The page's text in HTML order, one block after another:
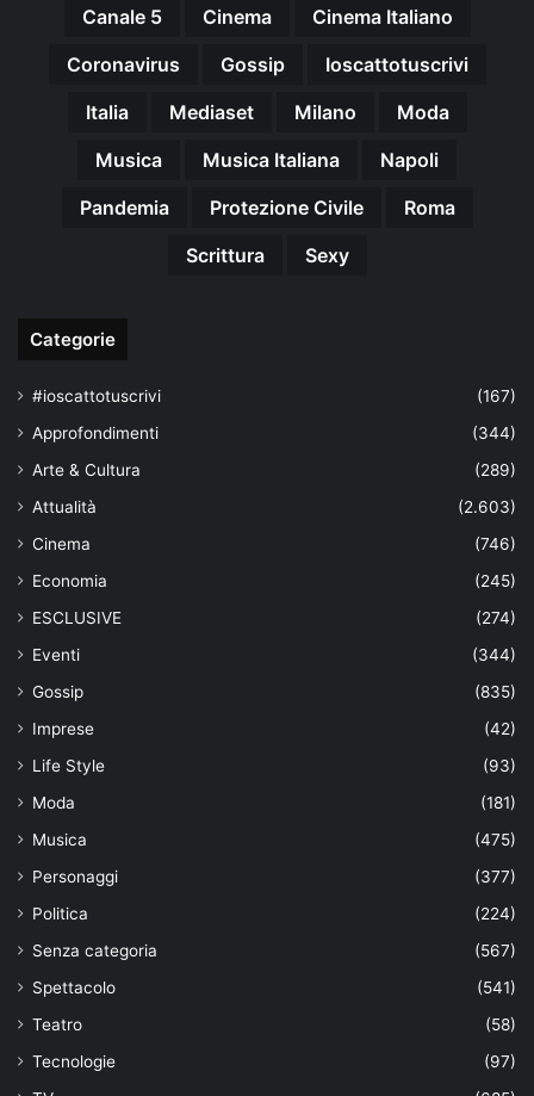
Canale 5 Cinema
Cinema Italiano
Coronavirus
Gossip
Ioscattotuscrivi
Italia
Mediaset Milano
Moda
Musica
Musica Italiana
Napoli
Pandemia
Protezione Civile
Roma
Scrittura
Sexy
Categorie
#ioscattotuscrivi
(167)
Approfondimenti
(344)
Arte & Cultura
(289)
Attualità
(2.603)
Cinema
(746)
Economia
(245)
ESCLUSIVE
(274)
Eventi
(344)
Gossip
(835)
Imprese
(42)
Life Style
(93)
Moda
(181)
Musica
(475)
Personaggi
(377)
Politica
(224)
Senza categoria
(567)
Spettacolo
(541)
Teatro
(58)
Tecnologie
(97)